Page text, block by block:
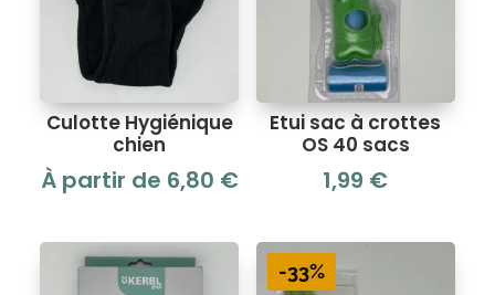
Culotte Hygiénique
chien
À partir de 6,80 €
Etui sac à crottes
OS 40 sacs
1,99 €
-33%